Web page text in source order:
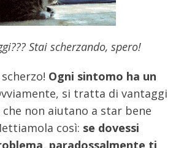
Stai scherzando, spero!
Ogni sintomo ha un
si tratta di vantaggi
non aiutano a star bene
così: se dovessi
paradossalmente ti